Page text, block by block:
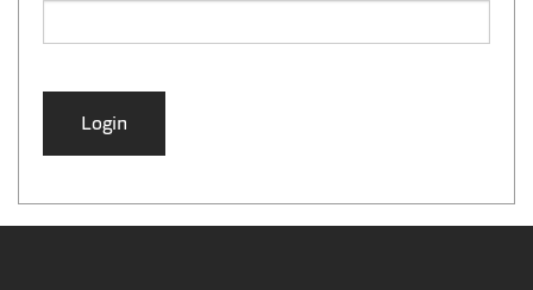
Login